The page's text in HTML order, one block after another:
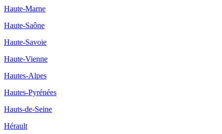
Haute-Marne
Haute-Saône
Haute-Savoie
Haute-Vienne
Hautes-Alpes
Hautes-Pyrénées
Hauts-de-Seine
Hérault